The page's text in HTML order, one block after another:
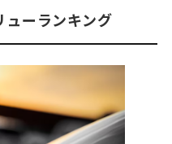
ーランキング